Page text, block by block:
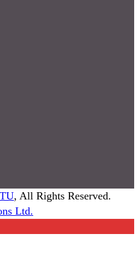
, All Rights Reserved.
Ltd.